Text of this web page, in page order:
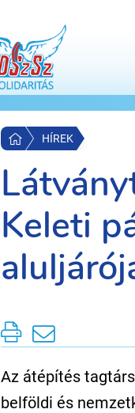
HÍREK
Keleti
Az átépítés
belföldi és